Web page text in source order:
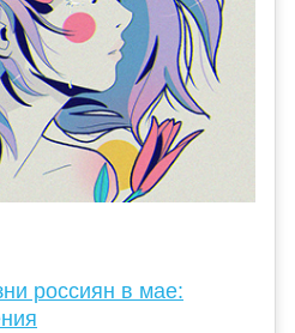
россиян в мае: